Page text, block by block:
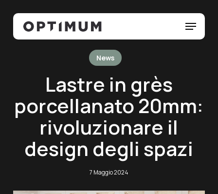
content
Menu
News
Lastre in grès
porcellanato 20mm:
rivoluzionare il
design degli spazi
7 Maggio 2024